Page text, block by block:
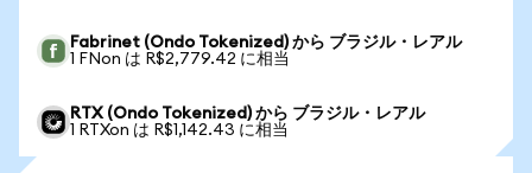
Fabrinet (Ondo Tokenized) から ブラジル・レアル
1 FNon は R$2,779.42 に相当
RTX (Ondo Tokenized) から ブラジル・レアル
1 RTXon は R$1,142.43 に相当